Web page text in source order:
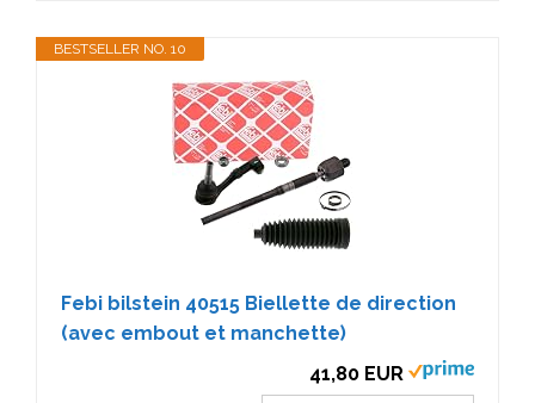
BESTSELLER NO. 10
Febi bilstein 40515 Biellette de direction
(avec embout et manchette)
41,80 EUR